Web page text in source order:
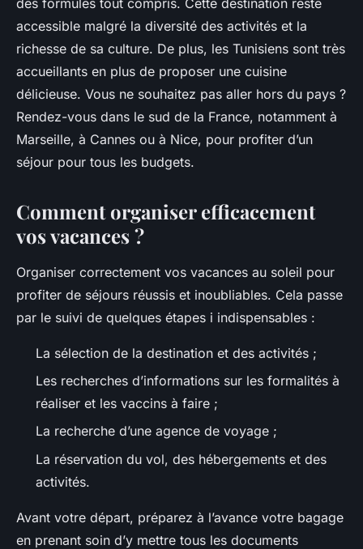
accessible malgré la diversité des activités et la
richesse de sa culture. De plus, les Tunisiens sont très
accueillants en plus de proposer une cuisine
délicieuse. Vous ne souhaitez pas aller hors du pays ?
Rendez-vous dans le sud de la France, notamment à
Marseille, à Cannes ou à Nice, pour profiter d’un
séjour pour tous les budgets.
Comment organiser efficacement
vos vacances ?
Organiser correctement vos vacances au soleil pour
profiter de séjours réussis et inoubliables. Cela passe
par le suivi de quelques étapes i indispensables :
La sélection de la destination et des activités ;
Les recherches d’informations sur les formalités à
réaliser et les vaccins à faire ;
La recherche d’une agence de voyage ;
La réservation du vol, des hébergements et des
activités.
Avant votre départ, préparez à l’avance votre bagage
en prenant soin d’y mettre tous les documents